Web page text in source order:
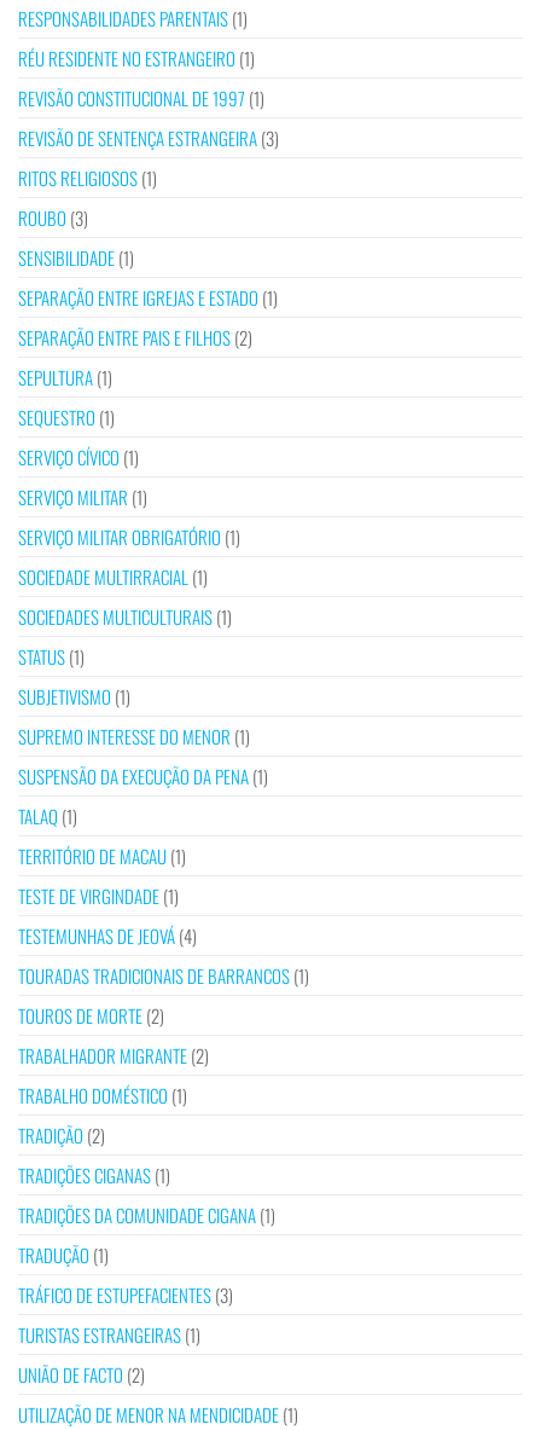
RESPONSABILIDADES PARENTAIS(1)
RÉU RESIDENTE NO ESTRANGEIRO (1)
REVISÃO CONSTITUCIONAL DE 1997 (1)
REVISÃO DE SENTENÇA ESTRANGEIRA(3)
RITOS RELIGIOSOS(1)
ROUBO (3)
SENSIBILIDADE(1)
SEPARAÇÃO ENTRE IGREJAS E ESTADO (1)
SEPARAÇÃO ENTRE PAIS E FILHOS(2)
SEPULTURA(1)
SEQUESTRO (1)
SERVIÇO CÍVICO (1)
SERVIÇO MILITAR (1)
SERVIÇO MILITAR OBRIGATÓRIO (1)
SOCIEDADE MULTIRRACIAL (1)
SOCIEDADES MULTICULTURAIS(1)
STATUS(1)
SUBJETIVISMO (1)
SUPREMO INTERESSE DO MENOR (1)
SUSPENSÃO DA EXECUÇÃO DA PENA(1)
TALAQ(1)
TERRITÓRIO DE MACAU(1)
TESTE DE VIRGINDADE(1)
TESTEMUNHAS DE JEOVÁ(4)
TOURADAS TRADICIONAIS DE BARRANCOS(1)
TOUROS DE MORTE(2)
TRABALHADOR MIGRANTE(2)
TRABALHO DOMÉSTICO (1)
TRADIÇÃO (2)
TRADIÇÕES CIGANAS(1)
TRADIÇÕES DA COMUNIDADE CIGANA(1)
TRADUÇÃO (1)
TRÁFICO DE ESTUPEFACIENTES(3)
TURISTAS ESTRANGEIRAS(1)
UNIÃO DE FACTO (2)
UTILIZAÇÃO DE MENOR NA MENDICIDADE(1)